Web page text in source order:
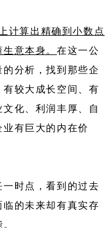
计算出精确到小数点
生意本身。在这一公
分析，找到那些企
较大成长空间、有
化、利润丰厚、自
有巨大的内在价
时点，看到的过去
的未来却有真实存